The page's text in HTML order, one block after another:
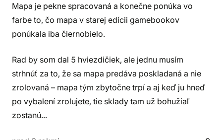
Mapa je pekne spracovaná a konečne ponúka vo
farbe to, čo mapa v starej edícii gamebookov
ponúkala iba čiernobielo.
Rad by som dal 5 hviezdičiek, ale jednu musím
strhnúť za to, že sa mapa predáva poskladaná a nie
zrolovaná – mapa tým zbytočne trpí a aj keď ju hneď
po vybalení zrolujete, tie sklady tam už bohužiaľ
zostanú...